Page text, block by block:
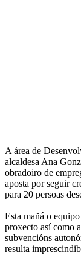
A área de
alcaldesa Ana
obradoiro de
aposta por seguir
para 20 persoas
Esta mañá o
proxecto así como
subvencións
resulta